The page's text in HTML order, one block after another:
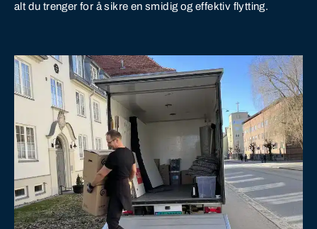
alt du trenger for å sikre en smidig og effektiv flytting.